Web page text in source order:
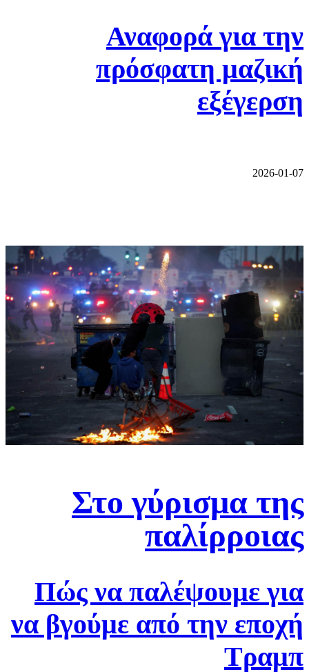
Αναφορά για την
πρόσφατη μαζική
εξέγερση
2026-01-07
Στο γύρισμα της
παλίρροιας
Πώς να παλέψουμε για
να βγούμε από την εποχή
Τραμπ